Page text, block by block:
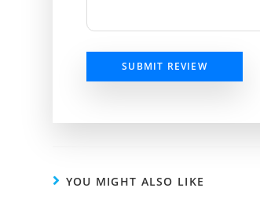
SUBMIT REVIEW
YOU MIGHT ALSO LIKE